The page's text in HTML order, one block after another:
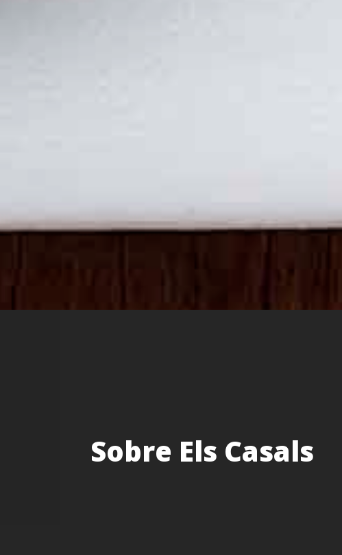
Sobre Els Casals